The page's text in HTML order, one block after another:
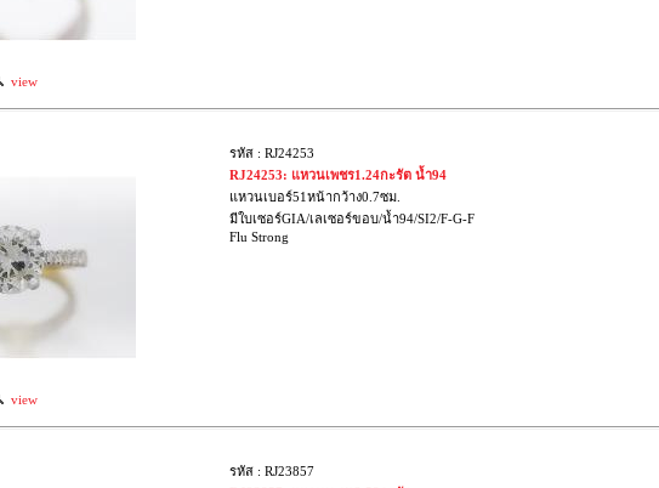
view
view
รหัส : RJ24253
RJ24253: แหวนเพชร1.24กะรัต น้ำ94
แหวนเบอร์51หน้ากว้าง0.7ซม.
มีใบเซอร์GIA/เลเซอร์ขอบ/น้ำ94/SI2/F-G-F
Flu Strong
รหัส : RJ23857